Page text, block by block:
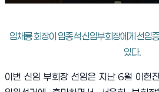
임채룡 회장이 임종석 신임부회장에게 선임
있다.
이번 신임 부회장 선임은 지난6월 이헌